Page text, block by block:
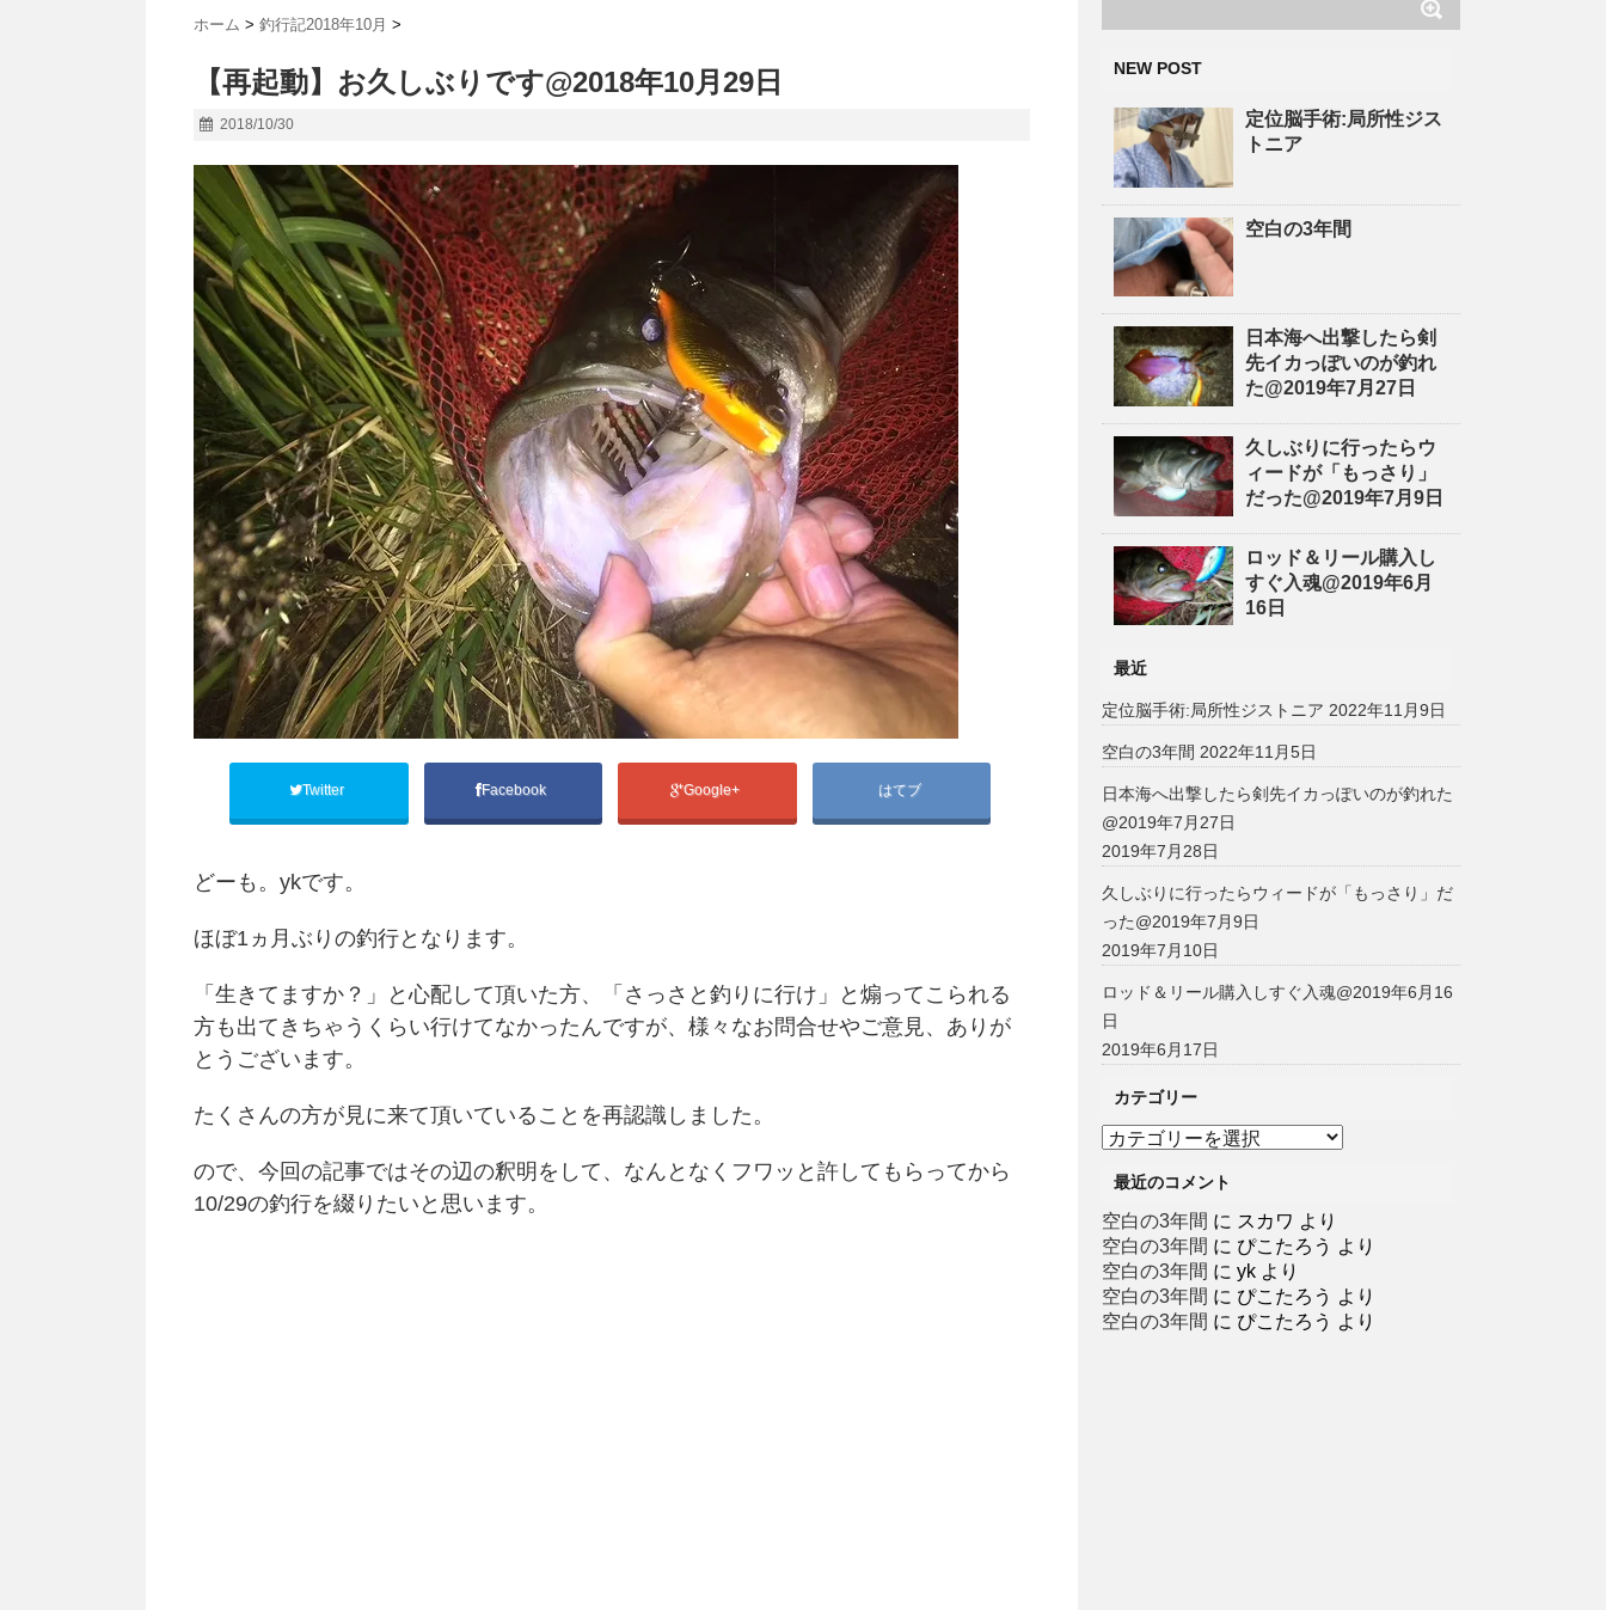
ホーム > 釣行記2018年10月 >
【再起動】お久しぶりです@2018年10月29日
2018/10/30
Twitter Facebook Google+ はてブ
どーも。ykです。
ほぼ1ヵ月ぶりの釣行となります。
「生きてますか？」と心配して頂いた方、「さっさと釣りに行け」と煽ってこられる
方も出てきちゃうくらい行けてなかったんですが、様々なお問合せやご意見、ありが
とうございます。
たくさんの方が見に来て頂いていることを再認識しました。
ので、今回の記事ではその辺の釈明をして、なんとなくフワッと許してもらってから
10/29の釣行を綴りたいと思います。
NEW POST
定位脳手術:局所性ジス
トニア
空白の3年間
日本海へ出撃したら剣
先イカっぽいのが釣れ
た@2019年7月27日
久しぶりに行ったらウ
ィードが「もっさり」
だった@2019年7月9日
ロッド＆リール購入し
すぐ入魂@2019年6月
16日
最近
定位脳手術:局所性ジストニア 2022年11月9日
空白の3年間 2022年11月5日
日本海へ出撃したら剣先イカっぽいのが釣れた
@2019年7月27日
2019年7月28日
久しぶりに行ったらウィードが「もっさり」だ
った@2019年7月9日
2019年7月10日
ロッド＆リール購入しすぐ入魂@2019年6月16
日
2019年6月17日
カテゴリー
カ
ゴ
リ
ー
最近のコメント
空白の3年間 に スカワ より
空白の3年間 に ぴこたろう より
空白の3年間 に yk より
空白の3年間 に ぴこたろう より
空白の3年間 に ぴこたろう より